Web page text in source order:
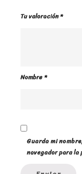
Tu valoración*
Nombre*
Guarda mi
navegador para la